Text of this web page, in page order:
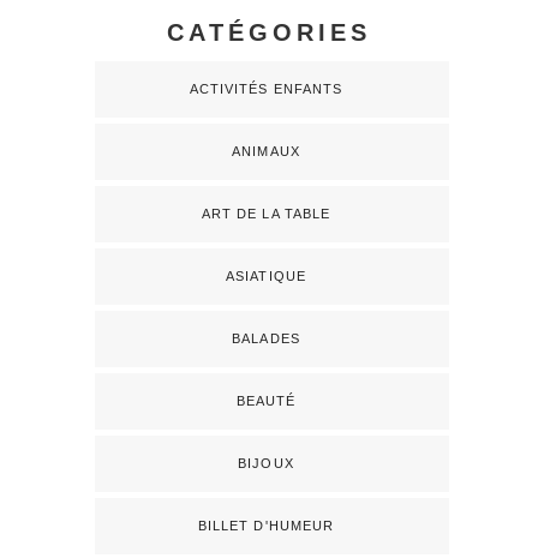
CATÉGORIES
ACTIVITÉS ENFANTS
ANIMAUX
ART DE LA TABLE
ASIATIQUE
BALADES
BEAUTÉ
BIJOUX
BILLET D'HUMEUR